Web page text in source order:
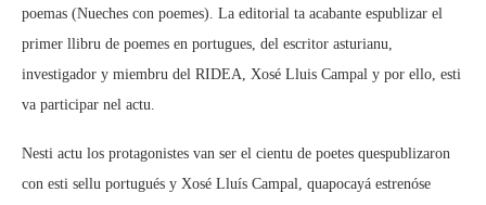
poemas (Nueches con poemes). La editorial ta acabante espublizar el
primer llibru de poemes en portugues, del escritor asturianu,
investigador y miembru del RIDEA, Xosé Lluis Campal y por ello, esti
va participar nel actu.
Nesti actu los protagonistes van ser el cientu de poetes quespublizaron
con esti sellu portugués y Xosé Lluís Campal, quapocayá estrenóse